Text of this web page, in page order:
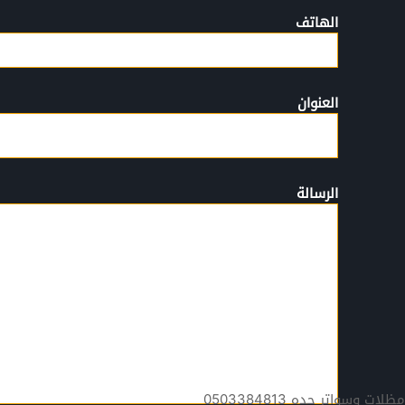
الهاتف
العنوان
الرسالة
مظلات وسواتر جده 0503384813